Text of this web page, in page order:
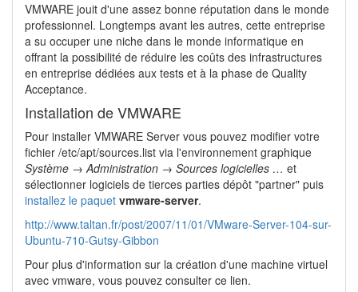
VMWARE jouit d'une assez bonne réputation dans le monde
professionnel. Longtemps avant les autres, cette entreprise
a su occuper une niche dans le monde informatique en
offrant la possibilité de réduire les coûts des infrastructures
en entreprise dédiées aux tests et à la phase de Quality
Acceptance.
Installation de VMWARE
Pour installer VMWARE Server vous pouvez modifier votre
fichier /etc/apt/sources.list via l'environnement graphique
Système → Administration → Sources logicielles … et
sélectionner logiciels de tierces parties dépôt "partner" puis
installez le paquet vmware-server.
http://www.taltan.fr/post/2007/11/01/VMware-Server-104-sur-
Ubuntu-710-Gutsy-Gibbon
Pour plus d'information sur la création d'une machine virtuel
avec vmware, vous pouvez consulter ce lien.